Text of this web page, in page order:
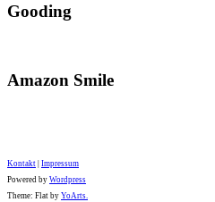
Gooding
Amazon Smile
Kontakt Impressum
Powered by Wordpress
Theme: Flat by YoArts.